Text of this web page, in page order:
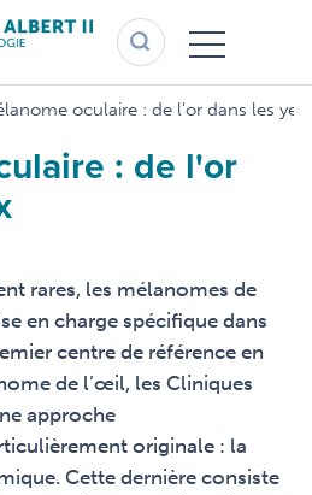
oculaire : de l'or dans les
: de l'or
rares, les mélanomes de
en charge spécifique dans
centre de référence en
de l’œil, les Cliniques
approche
originale : la
Cette dernière consiste